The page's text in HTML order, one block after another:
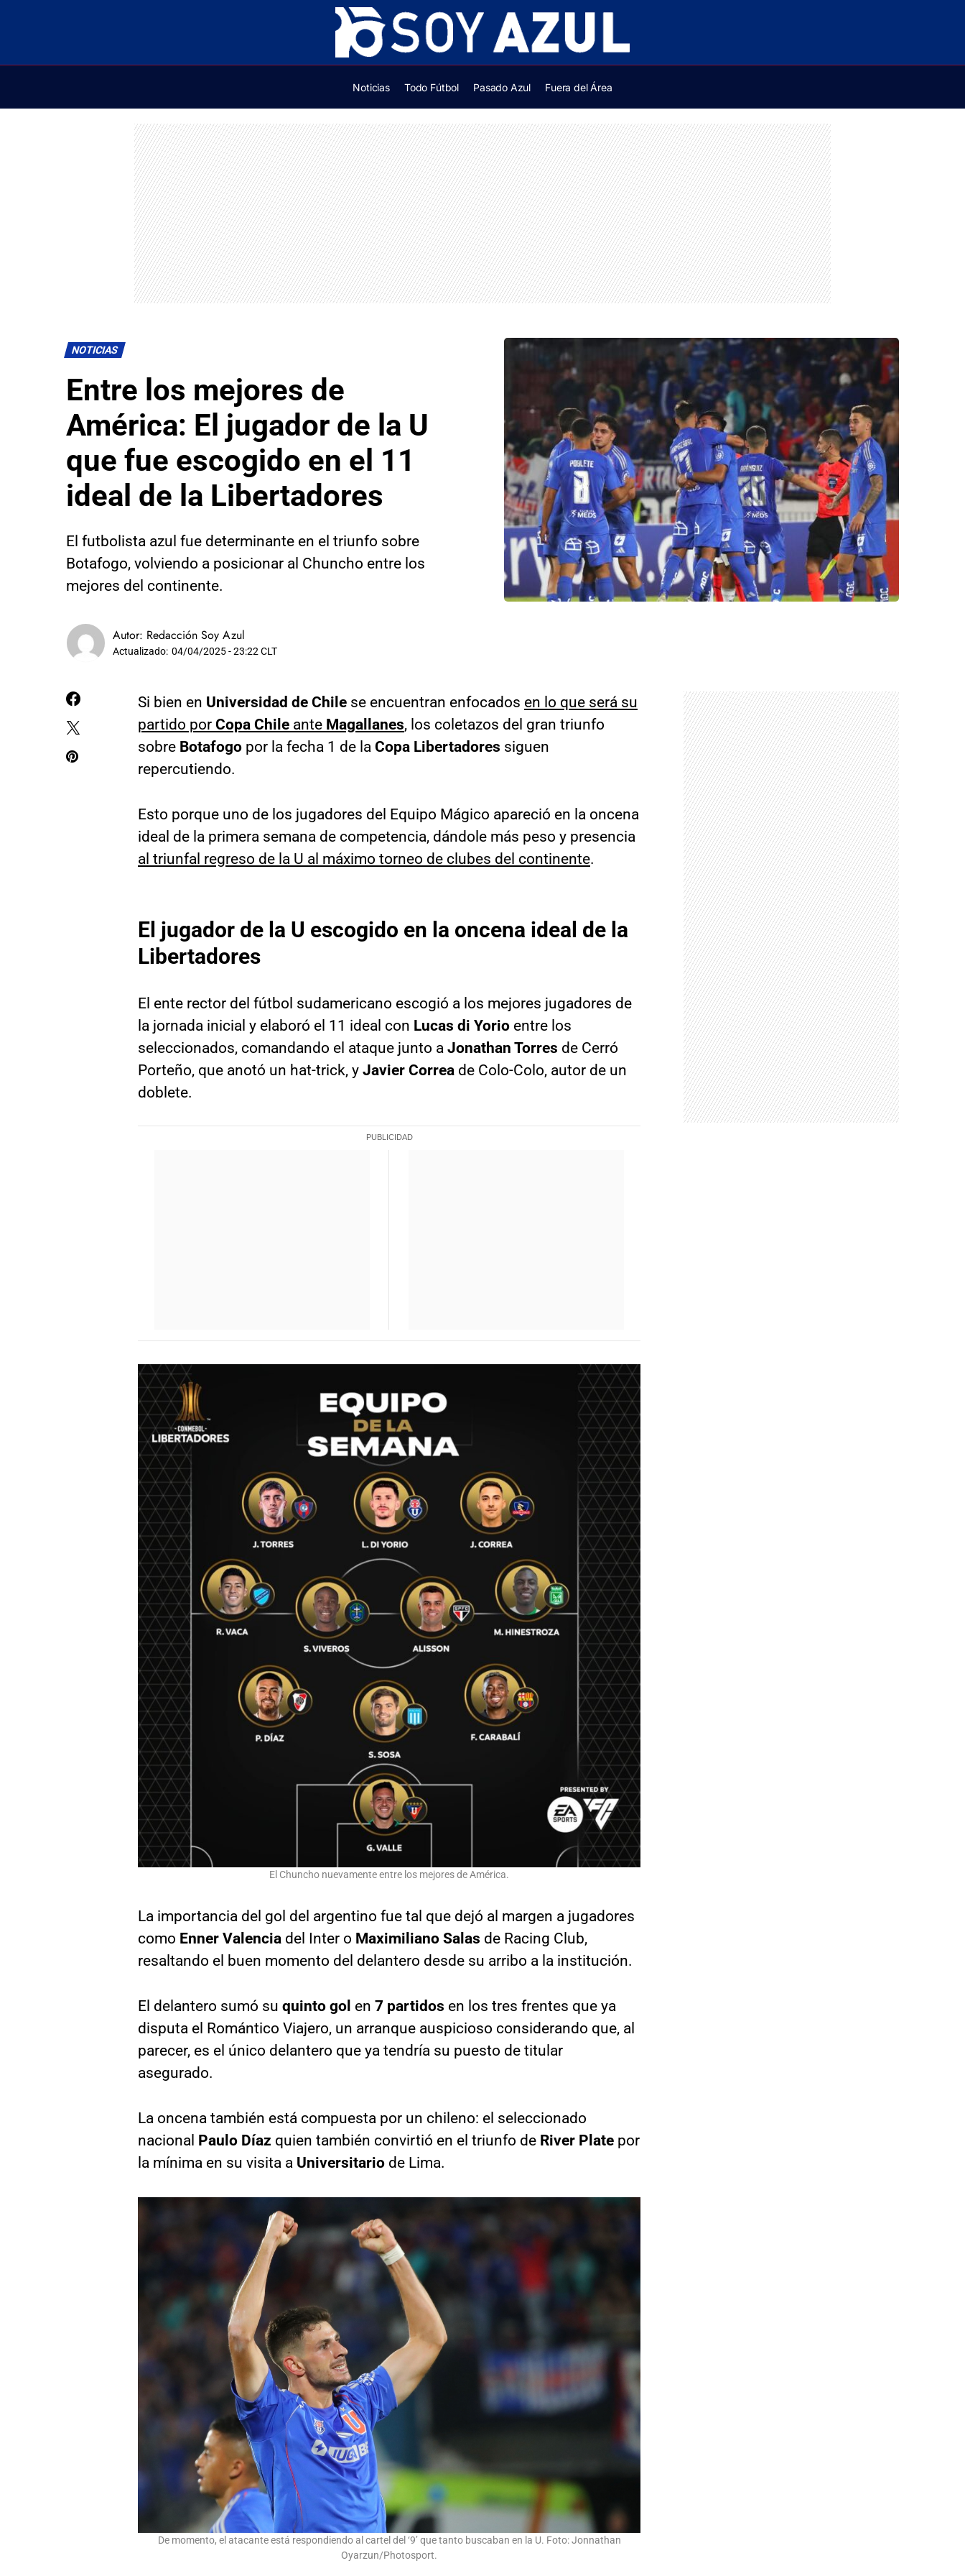
Noticias Todo Fútbol Pasado Azul Fuera del Área
NOTICIAS
Entre los mejores de
América: El jugador de la U
que fue escogido en el 11
ideal de la Libertadores
El futbolista azul fue determinante en el triunfo sobre
Botafogo, volviendo a posicionar al Chuncho entre los
mejores del continente.
Autor: Redacción Soy Azul
Actualizado: 04/04/2025 - 23:22 CLT
Si bien en Universidad de Chile se encuentran enfocados en lo que será su
partido por Copa Chile ante Magallanes, los coletazos del gran triunfo
sobre Botafogo por la fecha 1 de la Copa Libertadores siguen
repercutiendo.
Esto porque uno de los jugadores del Equipo Mágico apareció en la oncena
ideal de la primera semana de competencia, dándole más peso y presencia
al triunfal regreso de la U al máximo torneo de clubes del continente.
El jugador de la U escogido en la oncena ideal de la
Libertadores
El ente rector del fútbol sudamericano escogió a los mejores jugadores de
la jornada inicial y elaboró el 11 ideal con Lucas di Yorio entre los
seleccionados, comandando el ataque junto a Jonathan Torres de Cerró
Porteño, que anotó un hat-trick, y Javier Correa de Colo-Colo, autor de un
doblete.
El Chuncho nuevamente entre los mejores de América.
La importancia del gol del argentino fue tal que dejó al margen a jugadores
como Enner Valencia del Inter o Maximiliano Salas de Racing Club,
resaltando el buen momento del delantero desde su arribo a la institución.
El delantero sumó su quinto gol en 7 partidos en los tres frentes que ya
disputa el Romántico Viajero, un arranque auspicioso considerando que, al
parecer, es el único delantero que ya tendría su puesto de titular
asegurado.
La oncena también está compuesta por un chileno: el seleccionado
nacional Paulo Díaz quien también convirtió en el triunfo de River Plate por
la mínima en su visita a Universitario de Lima.
De momento, el atacante está respondiendo al cartel del ‘9’ que tanto buscaban en la U. Foto: Jonnathan
Oyarzun/Photosport.